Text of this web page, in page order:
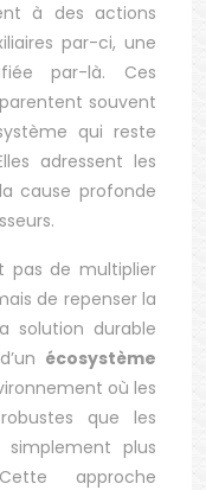
à des actions
par-ci, une
par-là. Ces
souvent
qui reste
adressent les
cause profonde
pas de multiplier
de repenser la
solution durable
écosystème
où les
que les
plus
approche